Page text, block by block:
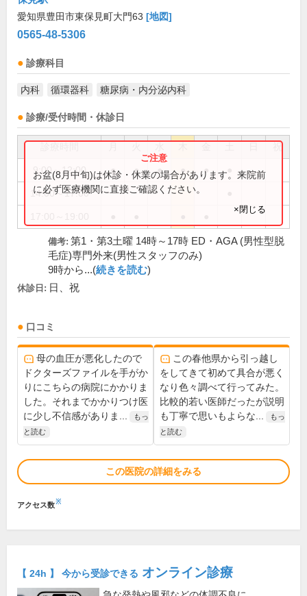
愛知県豊田市東保見町大門63 [地図]
0565-48-5306
診療科目
内科 循環器科 糖尿病・内分泌内科
診療/受付時間・休診日
祝
9:00～12:00 ● ● ● ● ●
14:00～17:00
お盆(8月中旬)は休診・休業の場合があります。来院前
に必ず医療機関に直接ご確認ください。
×閉じる
備考: 第1・第3土曜 14時～17時 ED・AGA (男性型脱
毛症)専門外来(男性スタッフのみ)
9時から...(続きを読む)
休診日: 日、祝
口コミ
母の血圧が悪化したので
ドクターズファイルを手がか
りにこちらの病院にかかりま
した。それまでかかりつけ医
に少し不信感がありま...
もっ
と読む
この春他県から引っ越し
をしてきて初めて具合が悪く
なり色々調べて行ってみた。
比較的若い医師だったが説明
も丁寧で思いもよらな...
もっ
と読む
この医院の詳細をみる
アクセス数※
【 24h 】 今から受診できる オンライン診療